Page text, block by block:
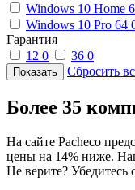
Windows 10 Home
Windows 10 Pro 64
Гарантия
12 0 36 0
Сбросить
Более 35
На сайте Pacheco
цены на 14% ниже.
Не верите? Убедитесь